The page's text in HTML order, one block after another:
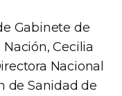
Gabinete de
Cecilia
Nacional
de Sanidad de